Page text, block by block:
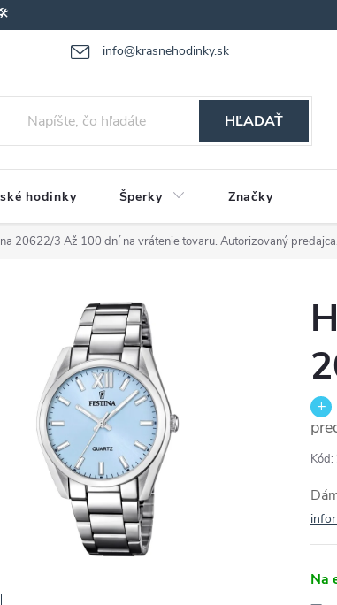
info@krasnehodinky.sk
tovaru Reklamácia tovaru Obchodné podmienky
HĽADAŤ
hodinky Šperky Značky
20622/3 Až 100 dní na vrátenie tovaru. Autorizovaný
Kód:
Na